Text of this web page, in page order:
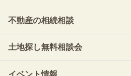
不動産の相続相談
土地探し無料相談会